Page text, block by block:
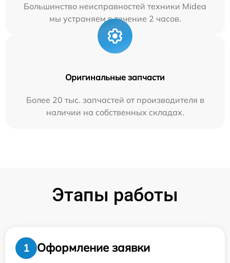
Большинство неисправностей техники Midea
мы устраняем в течение 2 часов.
Оригинальные запчасти
Более 20 тыс. запчастей от производителя в
наличии на собственных складах.
Этапы работы
1
Оформление заявки